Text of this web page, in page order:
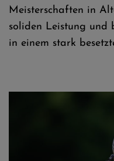
Meisterschaften in
soliden Leistung und
in einem stark
Linus Kesper / Copyright: